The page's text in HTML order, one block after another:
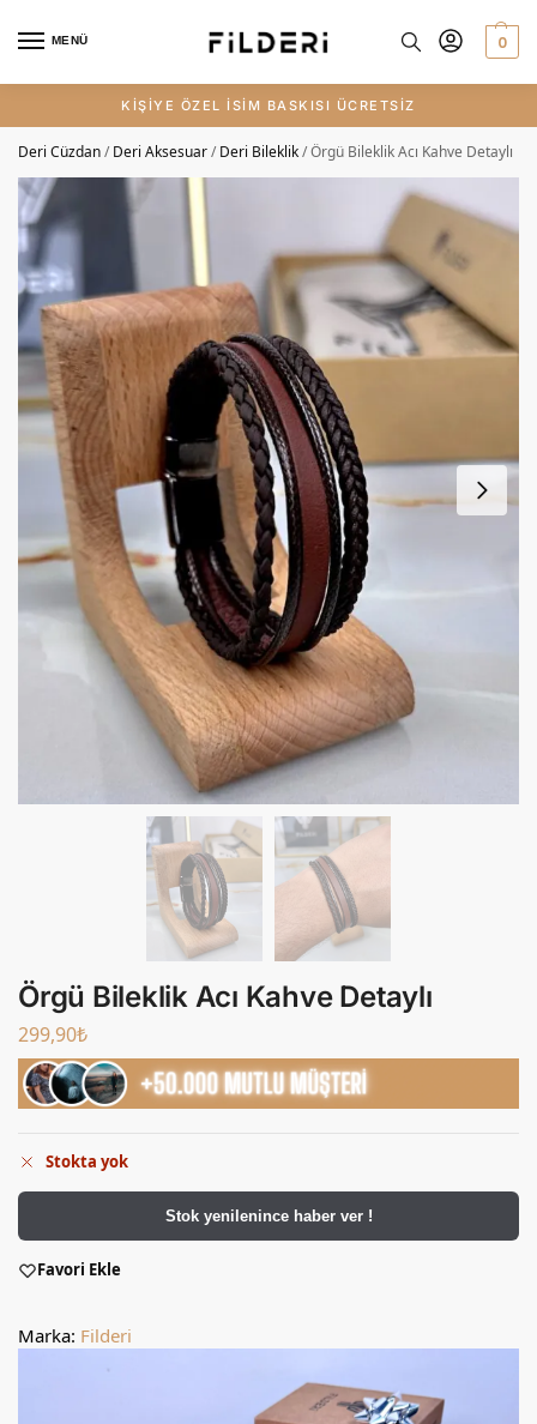
MENÜ 0
KİŞİYE ÖZEL İSİM BASKISI ÜCRETSİZ
Deri Cüzdan/Deri Aksesuar/Deri Bileklik/Örgü Bileklik Acı Kahve Detaylı
Örgü Bileklik Acı Kahve Detaylı
299,90₺
Stokta yok
Stok yenilenince haber ver !
Favori Ekle
Marka: Filderi